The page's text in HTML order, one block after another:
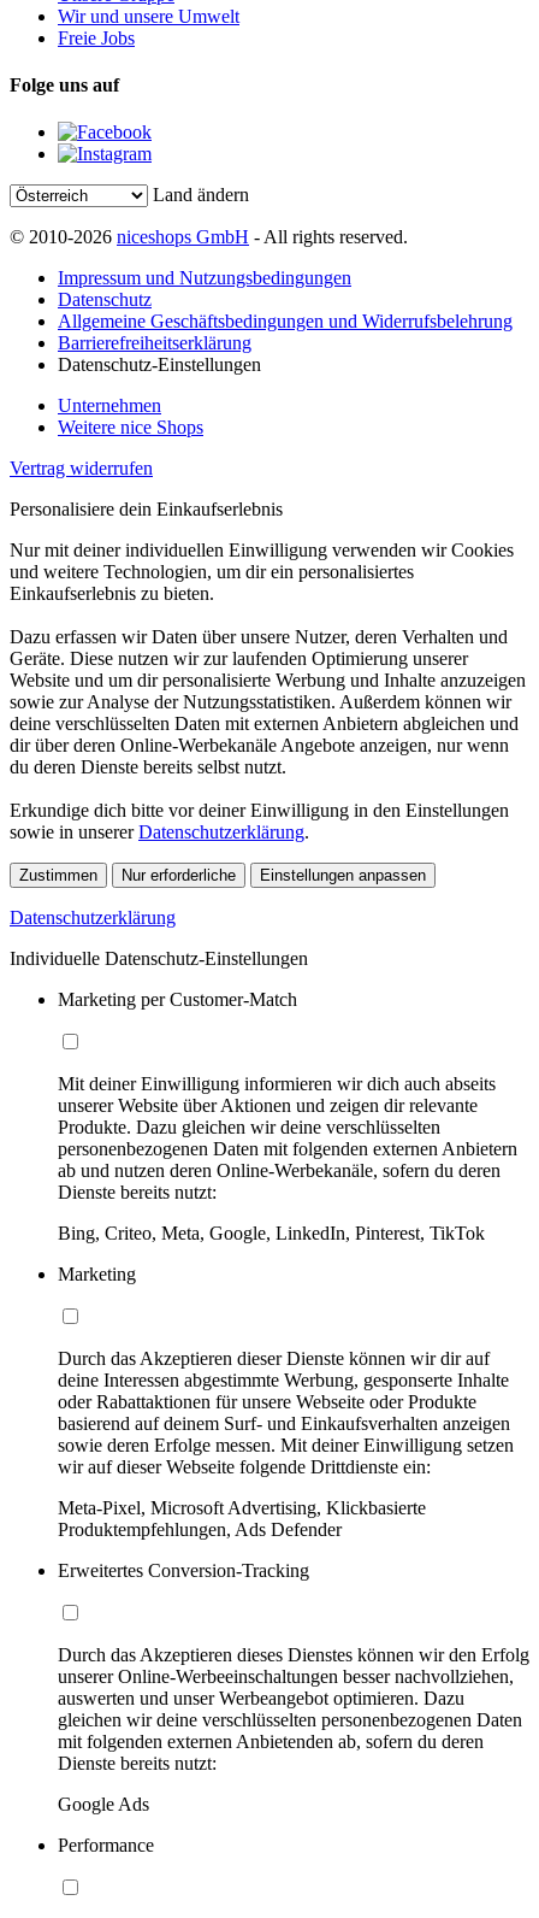
Wir und unsere Umwelt
Freie Jobs
Folge uns auf
Land ändern
© 2010-2026 niceshops GmbH - All rights reserved.
Impressum und Nutzungsbedingungen
Datenschutz
Allgemeine Geschäftsbedingungen und Widerrufsbelehrung
Barrierefreiheitserklärung
Datenschutz-Einstellungen
Unternehmen
Weitere nice Shops
Vertrag widerrufen
Personalisiere dein Einkaufserlebnis
Nur mit deiner individuellen Einwilligung verwenden wir Cookies
und weitere Technologien, um dir ein personalisiertes
Einkaufserlebnis zu bieten.
Dazu erfassen wir Daten über unsere Nutzer, deren Verhalten und
Geräte. Diese nutzen wir zur laufenden Optimierung unserer
Website und um dir personalisierte Werbung und Inhalte anzuzeigen
sowie zur Analyse der Nutzungsstatistiken. Außerdem können wir
deine verschlüsselten Daten mit externen Anbietern abgleichen und
dir über deren Online-Werbekanäle Angebote anzeigen, nur wenn
du deren Dienste bereits selbst nutzt.
Erkundige dich bitte vor deiner Einwilligung in den Einstellungen
sowie in unsererDatenschutzerklärung.
Zustimmen Nur erforderliche Einstellungen anpassen
Datenschutzerklärung
Individuelle Datenschutz-Einstellungen
Marketing per Customer-Match
Mit deiner Einwilligung informieren wir dich auch abseits
unserer Website über Aktionen und zeigen dir relevante
Produkte. Dazu gleichen wir deine verschlüsselten
personenbezogenen Daten mit folgenden externen Anbietern
ab und nutzen deren Online-Werbekanäle, sofern du deren
Dienste bereits nutzt:
Bing, Criteo, Meta, Google, LinkedIn, Pinterest, TikTok
Marketing
Durch das Akzeptieren dieser Dienste können wir dir auf
deine Interessen abgestimmte Werbung, gesponserte Inhalte
oder Rabattaktionen für unsere Webseite oder Produkte
basierend auf deinem Surf- und Einkaufsverhalten anzeigen
sowie deren Erfolge messen. Mit deiner Einwilligung setzen
wir auf dieser Webseite folgende Drittdienste ein:
Meta-Pixel, Microsoft Advertising, Klickbasierte
Produktempfehlungen, Ads Defender
Erweitertes Conversion-Tracking
Durch das Akzeptieren dieses Dienstes können wir den Erfolg
unserer Online-Werbeeinschaltungen besser nachvollziehen,
auswerten und unser Werbeangebot optimieren. Dazu
gleichen wir deine verschlüsselten personenbezogenen Daten
mit folgenden externen Anbietenden ab, sofern du deren
Dienste bereits nutzt:
Google Ads
Performance